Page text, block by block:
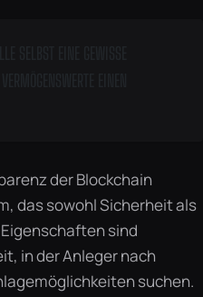
der Blockchain
das sowohl Sicherheit als
sind
in der Anleger nach
suchen.